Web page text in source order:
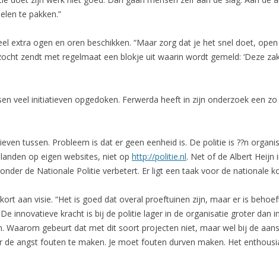
te pakken.”
extra ogen en oren beschikken. “Maar zorg dat je het snel doet,
zendt met regelmaat een blokje uit waarin wordt gemeld: ‘Deze
veel initiatieven opgedoken. Ferwerda heeft in zijn onderzoek een
tussen. Probleem is dat er geen eenheid is. De politie is ??n
op eigen websites, niet op http://politie.nl. Net of de Albert Heijn
de Nationale Politie verbetert. Er ligt een taak voor de nationale
aan visie. “Het is goed dat overal proeftuinen zijn, maar er is
innovatieve kracht is bij de politie lager in de organisatie groter dan
Waarom gebeurt dat met dit soort projecten niet, maar wel bij de
de angst fouten te maken. Je moet fouten durven maken. Het